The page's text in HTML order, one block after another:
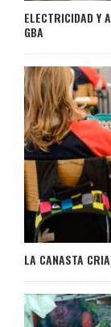
ELECTRICIDAD Y
GBA
LA CANASTA